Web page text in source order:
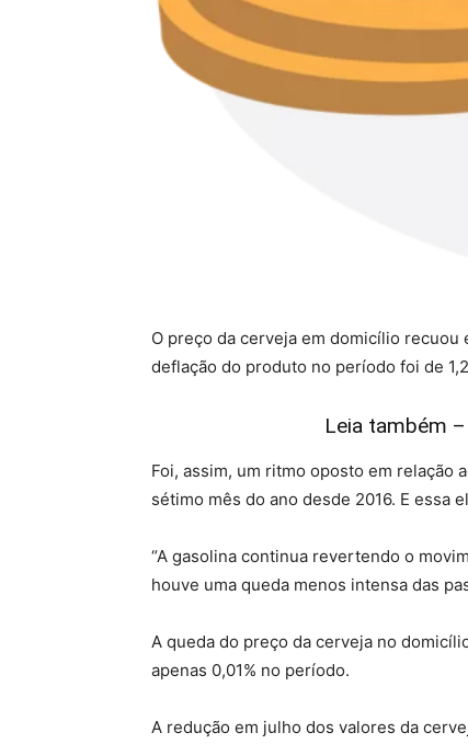
O preço da cerveja em domicílio recuou
deflação do produto no período foi de
Leia também
Foi, assim, um ritmo oposto em relação
sétimo mês do ano desde 2016. E essa
“A gasolina continua revertendo o
houve uma queda menos intensa das
A queda do preço da cerveja no
apenas 0,01% no período.
A redução em julho dos valores da